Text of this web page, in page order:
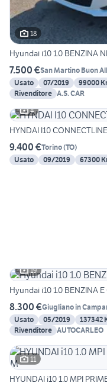
18
Hyundai i10 1.0 BENZINA
7.500 €San Martino Buon
Usato
07/2019 99000
Rivenditore A.S. CAR
4
HYNDAI I10
9.400 €Torino(TO)
Usato
09/2019 67300
19
Hyundai i10 1.0 BENZINA
8.300 €Giugliano in
Usato
05/2019 137342
Rivenditore AUTOCARLEO
11
HYUNDAI i10 1.0 MPI